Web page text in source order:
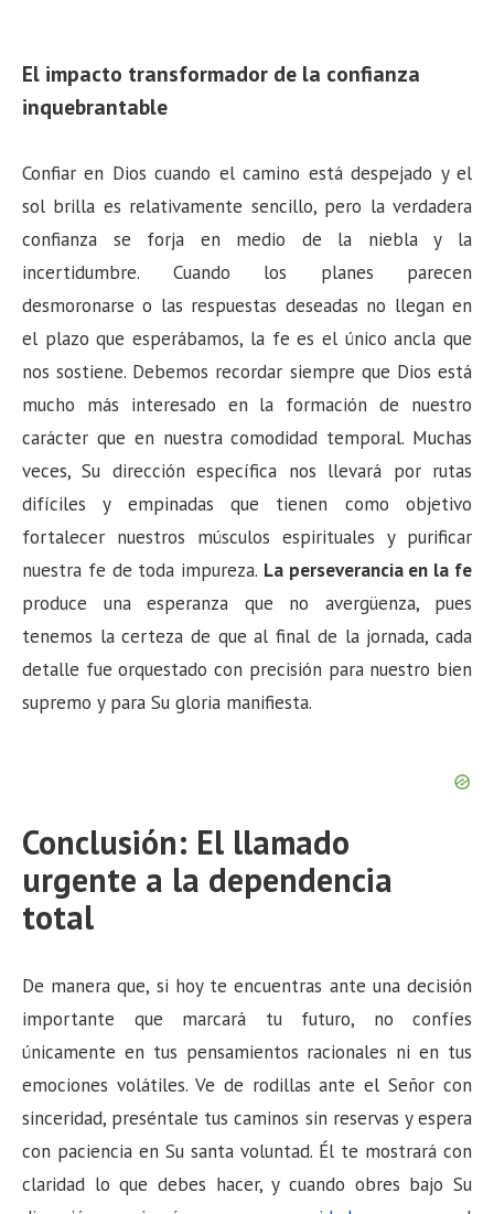
El impacto transformador de la confianza
inquebrantable
Confiar en Dios cuando el camino está despejado y el
sol brilla es relativamente sencillo, pero la verdadera
confianza se forja en medio de la niebla y la
incertidumbre. Cuando los planes parecen
desmoronarse o las respuestas deseadas no llegan en
el plazo que esperábamos, la fe es el único ancla que
nos sostiene. Debemos recordar siempre que Dios está
mucho más interesado en la formación de nuestro
carácter que en nuestra comodidad temporal. Muchas
veces, Su dirección específica nos llevará por rutas
difíciles y empinadas que tienen como objetivo
fortalecer nuestros músculos espirituales y purificar
nuestra fe de toda impureza. La perseverancia en la fe
produce una esperanza que no avergüenza, pues
tenemos la certeza de que al final de la jornada, cada
detalle fue orquestado con precisión para nuestro bien
supremo y para Su gloria manifiesta.
Conclusión: El llamado
urgente a la dependencia
total
De manera que, si hoy te encuentras ante una decisión
importante que marcará tu futuro, no confíes
únicamente en tus pensamientos racionales ni en tus
emociones volátiles. Ve de rodillas ante el Señor con
sinceridad, preséntale tus caminos sin reservas y espera
con paciencia en Su santa voluntad. Él te mostrará con
claridad lo que debes hacer, y cuando obres bajo Su